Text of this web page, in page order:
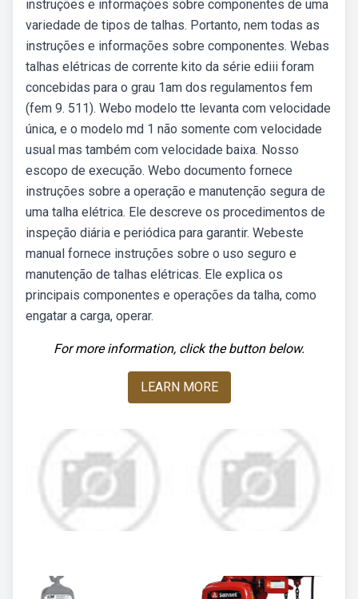
instruções e informações sobre componentes de uma
variedade de tipos de talhas. Portanto, nem todas as
instruções e informações sobre componentes. Webas
talhas elétricas de corrente kito da série ediii foram
concebidas para o grau 1am dos regulamentos fem
(fem 9. 511). Webo modelo tte levanta com velocidade
única, e o modelo md 1 não somente com velocidade
usual mas também com velocidade baixa. Nosso
escopo de execução. Webo documento fornece
instruções sobre a operação e manutenção segura de
uma talha elétrica. Ele descreve os procedimentos de
inspeção diária e periódica para garantir. Webeste
manual fornece instruções sobre o uso seguro e
manutenção de talhas elétricas. Ele explica os
principais componentes e operações da talha, como
engatar a carga, operar.
For more information, click the button below.
LEARN MORE